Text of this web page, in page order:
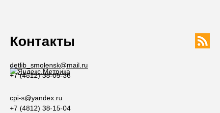
Контакты
detlib_smolensk@mail.ru
+7 (4812) 38-05-36
cpi-s@yandex.ru
+7 (4812) 38-15-04